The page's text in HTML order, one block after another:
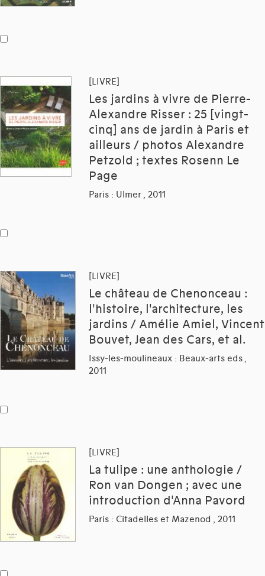
[LIVRE]
Les jardins à vivre de Pierre-
Alexandre Risser : 25 [vingt-
cinq] ans de jardin à Paris et
ailleurs / photos Alexandre
Petzold ; textes Rosenn Le
Page
Paris : Ulmer , 2011
[LIVRE]
Le château de Chenonceau :
l'histoire, l'architecture, les
jardins / Amélie Amiel, Vincent
Bouvet, Jean des Cars, et al.
Issy-les-moulineaux : Beaux-arts eds ,
2011
[LIVRE]
La tulipe : une anthologie /
Ron van Dongen ; avec une
introduction d'Anna Pavord
Paris : Citadelles et Mazenod , 2011